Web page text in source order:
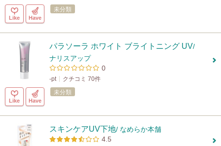
Like Have
未分類
パラソーラ ホワイト ブライトニング UV/
ナリスアップ
0
-pt クチコミ 70件
Like Have
未分類
スキンケアUV下地/ なめらか本舗
4.5